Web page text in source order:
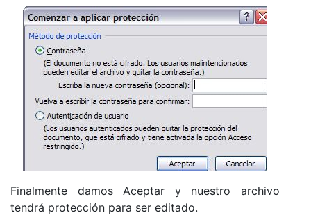
Finalmente damos Aceptar y nuestro archivo
tendrá protección para ser editado.